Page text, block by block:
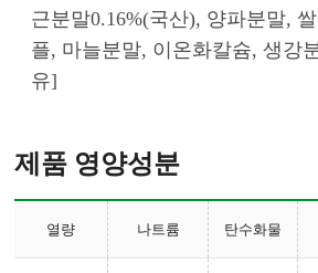
근분말0.16%(국산), 양파분말,
플, 마늘분말, 이온화칼슘, 생강
제품 영양성분
열량 나트륨 탄수화물